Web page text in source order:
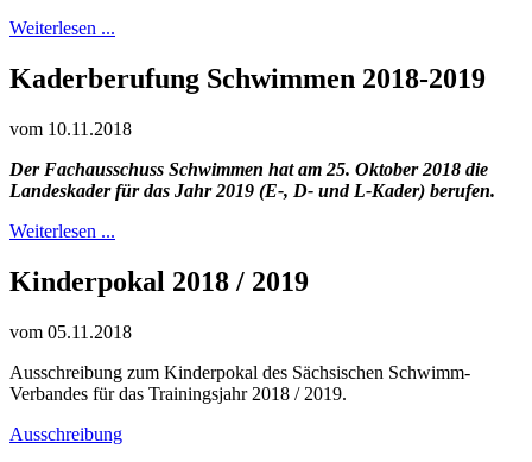
Weiterlesen ...
Kaderberufung Schwimmen 2018-2019
vom 10.11.2018
Der Fachausschuss Schwimmen hat am 25. Oktober 2018 die
Landeskader für das Jahr 2019 (E-, D- und L-Kader) berufen.
Weiterlesen ...
Kinderpokal 2018 / 2019
vom 05.11.2018
Ausschreibung zum Kinderpokal des Sächsischen Schwimm-
Verbandes für das Trainingsjahr 2018 / 2019.
Ausschreibung